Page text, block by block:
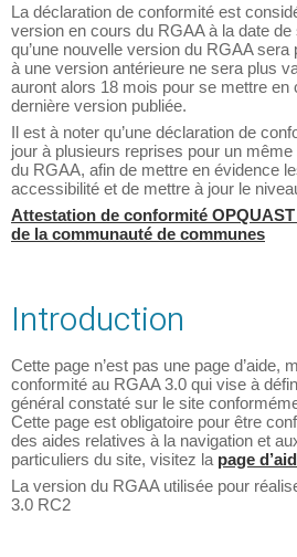
La déclaration de conformité est
version en cours du RGAA à la date
qu’une nouvelle version du RGAA sera
à une version antérieure ne sera plus
auront alors 18 mois pour se mettre en
dernière version publiée.
Il est à noter qu’une déclaration de
jour à plusieurs reprises pour un
du RGAA, afin de mettre en évidence
accessibilité et de mettre à jour le
Attestation de conformité
de la communauté de communes
Introduction
Cette page n’est pas une page d’aide,
conformité au RGAA 3.0 qui vise à
général constaté sur le site
Cette page est obligatoire pour être
des aides relatives à la navigation et
particuliers du site, visitez la page
La version du RGAA utilisée pour
3.0 RC2